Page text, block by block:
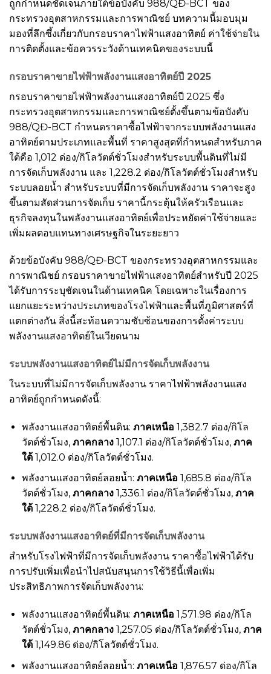
ถูกกำหนดชัดเจนภายใต้ข้อบังคับ 988/QĐ-BCT ของ
กระทรวงอุตสาหกรรมและการพาณิชย์ บทความนี้มอบมุม
มองที่ลึกซึ้งเกี่ยวกับกรอบราคาไฟฟ้าแสงอาทิตย์ ค่าใช้จ่ายใน
การติดตั้งและข้อควรระวังด้านเทคนิคของระบบนี้
กรอบราคาขายไฟฟ้าพลังงานแสงอาทิตย์ปี 2025
กรอบราคาขายไฟฟ้าพลังงานแสงอาทิตย์ปี 2025 ซึ่ง
กระทรวงอุตสาหกรรมและการพาณิชย์ตั้งขึ้นตามข้อบังคับ
988/QĐ-BCT กำหนดราคาซื้อไฟฟ้าจากระบบพลังงานแสง
อาทิตย์ตามประเภทและพื้นที่ ราคาสูงสุดที่กำหนดสำหรับภาค
ใต้คือ 1,012 ด่อง/กิโลวัตต์ชั่วโมงสำหรับระบบพื้นดินที่ไม่มี
การจัดเก็บพลังงาน และ 1,228.2 ด่อง/กิโลวัตต์ชั่วโมงสำหรับ
ระบบลอยน้ำ สำหรับระบบที่มีการจัดเก็บพลังงาน ราคาจะสูง
ขึ้นตามสัดส่วนการจัดเก็บ ราคานี้กระตุ้นให้ครัวเรือนและ
ธุรกิจลงทุนในพลังงานแสงอาทิตย์เพื่อประหยัดค่าใช้จ่ายและ
เพิ่มผลตอบแทนทางเศรษฐกิจในระยะยาว
ด้วยข้อบังคับ 988/QĐ-BCT ของกระทรวงอุตสาหกรรมและ
การพาณิชย์ กรอบราคาขายไฟฟ้าแสงอาทิตย์สำหรับปี 2025
ได้รับการระบุชัดเจนในด้านเทคนิค โดยเฉพาะในเรื่องการ
แยกแยะระหว่างประเภทของโรงไฟฟ้าและพื้นที่ภูมิศาสตร์ที่
แตกต่างกัน สิ่งนี้สะท้อนความซับซ้อนของการตั้งค่าระบบ
พลังงานแสงอาทิตย์ในเวียดนาม
ระบบพลังงานแสงอาทิตย์ไม่มีการจัดเก็บพลังงาน
ในระบบที่ไม่มีการจัดเก็บพลังงาน ราคาไฟฟ้าพลังงานแสง
อาทิตย์ถูกกำหนดดังนี้:
พลังงานแสงอาทิตย์พื้นดิน: ภาคเหนือ 1,382.7 ด่อง/กิโล
วัตต์ชั่วโมง, ภาคกลาง1,107.1 ด่อง/กิโลวัตต์ชั่วโมง, ภาค
ใต้1,012.0 ด่อง/กิโลวัตต์ชั่วโมง.
พลังงานแสงอาทิตย์ลอยน้ำ: ภาคเหนือ 1,685.8 ด่อง/กิโล
วัตต์ชั่วโมง, ภาคกลาง1,336.1 ด่อง/กิโลวัตต์ชั่วโมง, ภาค
ใต้1,228.2 ด่อง/กิโลวัตต์ชั่วโมง.
ระบบพลังงานแสงอาทิตย์ที่มีการจัดเก็บพลังงาน
สำหรับโรงไฟฟ้าที่มีการจัดเก็บพลังงาน ราคาซื้อไฟฟ้าได้รับ
การปรับเพิ่มเพื่อนำไปสนับสนุนการใช้วิธีนี้เพื่อเพิ่ม
ประสิทธิภาพการจัดเก็บพลังงาน:
พลังงานแสงอาทิตย์พื้นดิน: ภาคเหนือ 1,571.98 ด่อง/กิโล
วัตต์ชั่วโมง, ภาคกลาง1,257.05 ด่อง/กิโลวัตต์ชั่วโมง, ภาค
ใต้1,149.86 ด่อง/กิโลวัตต์ชั่วโมง.
พลังงานแสงอาทิตย์ลอยน้ำ: ภาคเหนือ 1,876.57 ด่อง/กิโล